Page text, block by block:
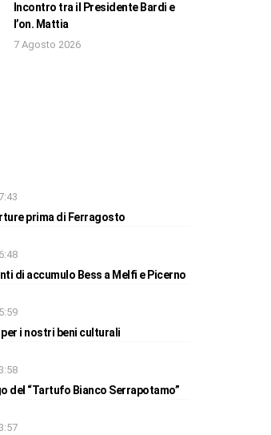
Incontro tra il Presidente Bardi e
l’on. Mattia
7 Agosto 2026
prima di Ferragosto
di accumulo Bess a Melfi e Picerno
per i nostri beni culturali
del “Tartufo Bianco Serrapotamo”